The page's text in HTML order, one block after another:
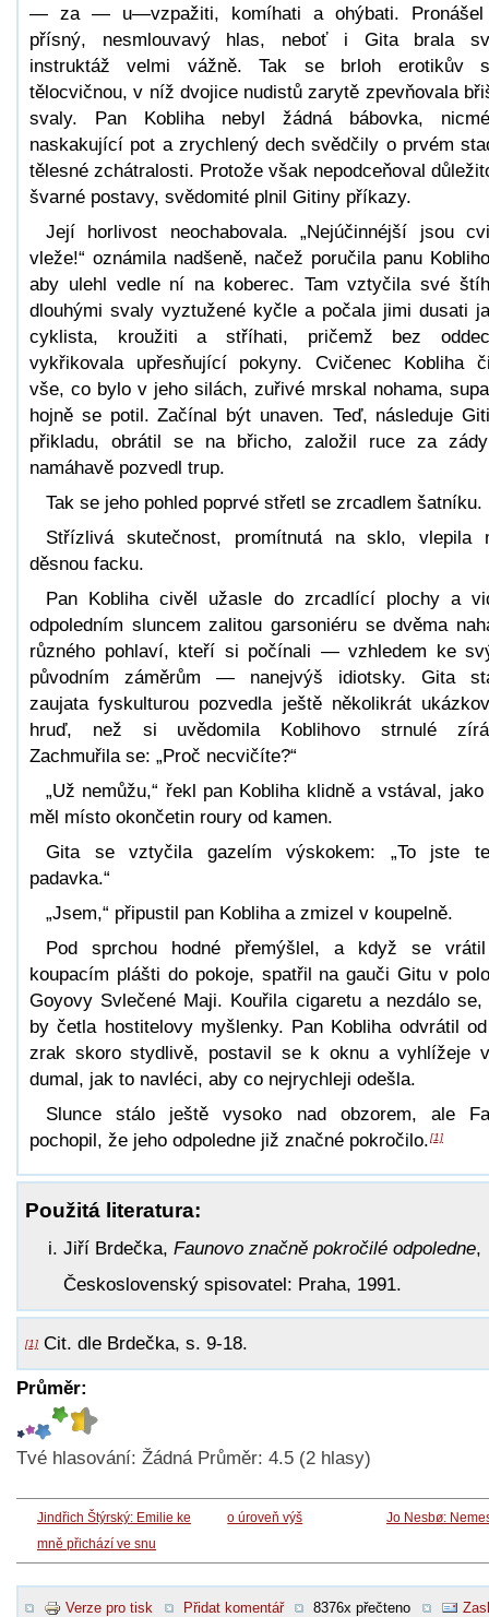
— za — u—vzpažiti, komíhati a ohýbati.
přísný, nesmlouvavý hlas, neboť i Gita brala
instruktáž velmi vážně. Tak se brloh erotikův
tělocvičnou, v níž dvojice nudistů zarytě zpevňovala
svaly. Pan Kobliha nebyl žádná bábovka,
naskakující pot a zrychlený dech svědčily o prvém
tělesné zchátralosti. Protože však nepodceňoval
švarné postavy, svědomité plnil Gitiny příkazy.
Její horlivost neochabovala. „Nejúčinnéjší jsou
vleže!“ oznámila nadšeně, načež poručila panu
aby ulehl vedle ní na koberec. Tam vztyčila své
dlouhými svaly vyztužené kyčle a počala jimi dusati
cyklista, kroužiti a stříhati, pričemž bez
vykřikovala upřesňující pokyny. Cvičenec Kobliha
vše, co bylo v jeho silách, zuřivé mrskal nohama,
hojně se potil. Začínal být unaven. Teď, následuje
přikladu, obrátil se na břicho, založil ruce za
namáhavě pozvedl trup.
Tak se jeho pohled poprvé střetl se zrcadlem šatníku.
Střízlivá skutečnost, promítnutá na sklo, vlepila
děsnou facku.
Pan Kobliha civěl užasle do zrcadlící plochy a
odpoledním sluncem zalitou garsoniéru se dvěma
různého pohlaví, kteří si počínali — vzhledem ke
původním záměrům — nanejvýš idiotsky. Gita
zaujata fyskulturou pozvedla ještě několikrát
hruď, než si uvědomila Koblihovo strnulé
Zachmuřila se: „Proč necvičíte?“
„Už nemůžu,“ řekl pan Kobliha klidně a vstával, jako
měl místo okončetin roury od kamen.
Gita se vztyčila gazelím výskokem: „To jste
padavka.“
„Jsem,“ připustil pan Kobliha a zmizel v koupelně.
Pod sprchou hodné přemýšlel, a když se
koupacím plášti do pokoje, spatřil na gauči Gitu v
Goyovy Svlečené Maji. Kouřila cigaretu a nezdálo se,
by četla hostitelovy myšlenky. Pan Kobliha odvrátil
zrak skoro stydlivě, postavil se k oknu a vyhlížeje
dumal, jak to navléci, aby co nejrychleji odešla.
Slunce stálo ještě vysoko nad obzorem, ale
pochopil, že jeho odpoledne již značné pokročilo.[1]
Použitá literatura:
Jiří Brdečka, Faunovo značně pokročilé odpoledne,
Československý spisovatel: Praha, 1991.
[1] Cit. dle Brdečka, s. 9-18.
Průměr:
Tvé hlasování: Žádná Průměr: 4.5 (2 hlasy)
Jindřich Štýrský: Emilie ke
mně přichází ve snu
o úroveň výš Jo Nesbø:
Verze pro tisk Přidat komentář 8376x přečteno